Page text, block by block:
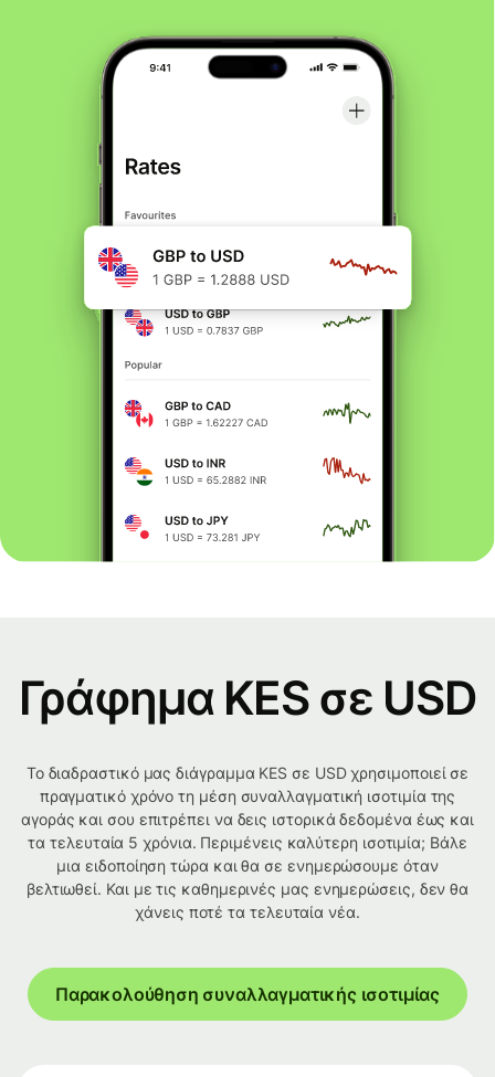
Γράφημα KES σε USD
Το διαδραστικό μας διάγραμμα KES σε USD χρησιμοποιεί σε
πραγματικό χρόνο τη μέση συναλλαγματική ισοτιμία της
αγοράς και σου επιτρέπει να δεις ιστορικά δεδομένα έως και
τα τελευταία 5 χρόνια. Περιμένεις καλύτερη ισοτιμία; Βάλε
μια ειδοποίηση τώρα και θα σε ενημερώσουμε όταν
βελτιωθεί. Και με τις καθημερινές μας ενημερώσεις, δεν θα
χάνεις ποτέ τα τελευταία νέα.
Παρακολούθηση συναλλαγματικής ισοτιμίας